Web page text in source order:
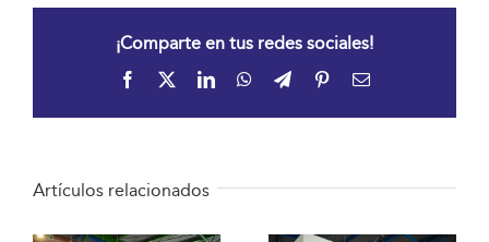
¡Comparte en tus redes sociales!
Facebook LinkedInWhatsApp
TelegramPinterestCorreo
Artículos relacionados